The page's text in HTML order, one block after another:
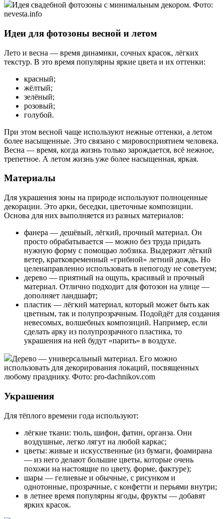
Идея свадебной фотозоны с минимальным декором. Фото:
nevesta.info
Идеи для фотозоны весной и летом
Лето и весна — время динамики, сочных красок, лёгких
текстур. В это время популярны яркие цвета и их оттенки:
красный;
жёлтый;
зелёный;
розовый;
голубой.
При этом весной чаще используют нежные оттенки, а летом
более насыщенные. Это связано с мировосприятием человека.
Весна — время, когда жизнь только зарождается, всё нежное,
трепетное. А летом жизнь уже более насыщенная, яркая.
Материалы
Для украшения зоны на природе используют полноценные
декорации. Это арки, беседки, цветочные композиции.
Основа для них выполняется из разных материалов:
фанера — дешёвый, лёгкий, прочный материал. Он
просто обрабатывается — можно без труда придать
нужную форму с помощью лобзика. Выдержит лёгкий
ветер, кратковременный «грибной» летний дождь. Но
целенаправленно использовать в непогоду не советуем;
дерево — приятный на ощупь, красивый и прочный
материал. Отлично подходит для фотозон на улице —
дополняет ландшафт;
пластик — лёгкий материал, который может быть как
цветным, так и полупрозрачным. Подойдёт для создания
невесомых, волшебных композиций. Например, если
сделать арку из полупрозрачного пластика, то
украшения на ней будут «парить» в воздухе.
Дерево — универсальный материал. Его можно
использовать для декорирования локаций, посвященных
любому празднику. Фото: pro-dachnikov.com
Украшения
Для тёплого времени года используют:
лёгкие ткани: тюль, шифон, фатин, органза. Они
воздушные, легко лягут на любой каркас;
цветы: живые и искусственные (из бумаги, фоамирана
— из него делают большие цветы, которые очень
похожи на настоящие по цвету, форме, фактуре);
шары — гелиевые и обычные, с рисунком и
однотонные, прозрачные, с конфетти и перьями внутри;
в летнее время популярны ягоды, фрукты — добавят
ярких красок.